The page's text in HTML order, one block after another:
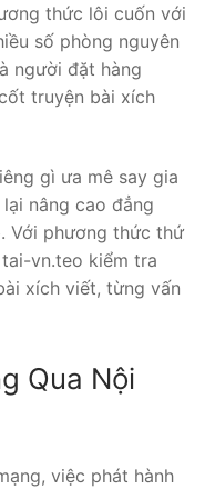
thức lôi cuốn với
số phòng nguyên
người đặt hàng
truyện bài xích
gì ưa mê say gia
nâng cao đẳng
Với phương thức thứ
vn.teo kiểm tra
xích viết, từng vấn
Qua Nội
việc phát hành